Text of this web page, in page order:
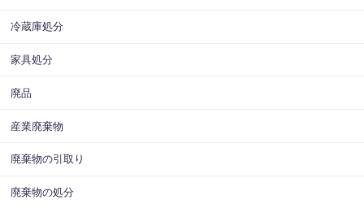
冷蔵庫処分
家具処分
廃品
産業廃棄物
廃棄物の引取り
廃棄物の処分